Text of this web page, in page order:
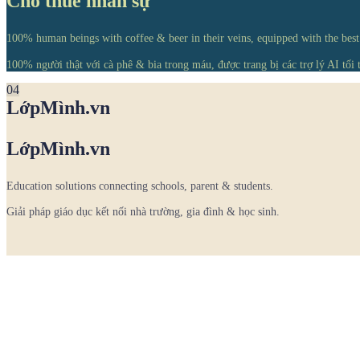
100% human beings with coffee & beer in their veins, equipped with the
100% người thật với cà phê & bia trong máu, được trang bị các trợ lý AI tối
04
LớpMình.vn
LớpMình.vn
Education solutions connecting schools, parent & students.
Giải pháp giáo dục kết nối nhà trường, gia đình & học sinh.